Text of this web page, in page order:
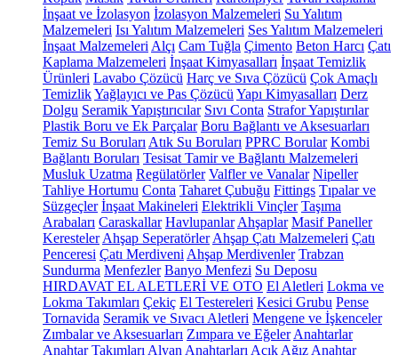
İnşaat ve İzolasyon İzolasyon Malzemeleri Su Yalıtım
Malzemeleri Isı Yalıtım Malzemeleri Ses Yalıtım Malzemeleri
İnşaat Malzemeleri Alçı Cam Tuğla Çimento Beton Harcı Çatı
Kaplama Malzemeleri İnşaat Kimyasalları İnşaat Temizlik
Ürünleri Lavabo Çözücü Harç ve Sıva Çözücü Çok Amaçlı
TemizlikYağlayıcı ve Pas Çözücü Yapı Kimyasalları Derz
Dolgu Seramik Yapıştırıcılar Sıvı Conta Strafor Yapıştırılar
Plastik Boru ve Ek Parçalar Boru Bağlantı ve Aksesuarları
Temiz Su Boruları Atık Su Boruları PPRC Borular Kombi
Bağlantı Boruları Tesisat Tamir ve Bağlantı Malzemeleri
Musluk Uzatma Regülatörler Valfler ve Vanalar Nipeller
Tahliye Hortumu Conta Taharet Çubuğu Fittings Tıpalar ve
Süzgeçler İnşaat Makineleri Elektrikli Vinçler Taşıma
Arabaları Caraskallar Havlupanlar Ahşaplar Masif Paneller
Keresteler Ahşap Seperatörler Ahşap Çatı Malzemeleri Çatı
Penceresi Çatı Merdiveni Ahşap Merdivenler Trabzan
Sundurma Menfezler Banyo Menfezi Su Deposu
HIRDAVAT EL ALETLERİ VE OTO El Aletleri Lokma ve
Lokma Takımları Çekiç El Testereleri Kesici Grubu Pense
Tornavida Seramik ve Sıvacı Aletleri Mengene ve İşkenceler
Zımbalar ve Aksesuarları Zımpara ve Eğeler Anahtarlar
Anahtar Takımları Alyan Anahtarları Açık Ağız Anahtar